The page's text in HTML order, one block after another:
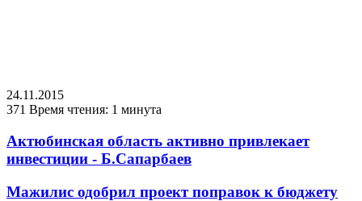
24.11.2015
371 Время чтения: 1 минута
Актюбинская область активно привлекает
инвестиции - Б.Сапарбаев
Мажилис одобрил проект поправок к бюджету